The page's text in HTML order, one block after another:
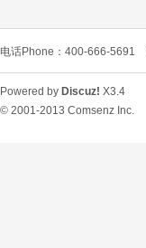
电话Phone：400-666-5691
Powered by Discuz! X3.4
© 2001-2013 Comsenz Inc.